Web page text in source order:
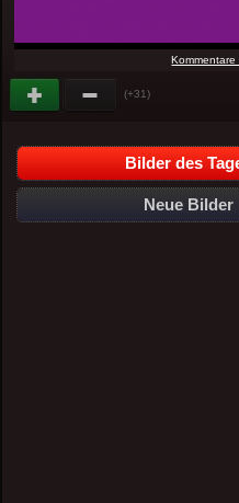
(+31)
Bilder des
Neue Bilder